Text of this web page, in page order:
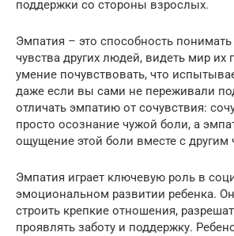
поддержки со стороны взрослых.
Эмпатия – это способность понимать
чувства других людей, видеть мир их
умение почувствовать, что
даже если вы сами не переживали
отличать эмпатию от сочувствия:
просто осознание чужой боли, а
ощущение этой боли вместе с другим
Эмпатия играет ключевую роль в
эмоциональном развитии ребенка.
строить крепкие отношения,
проявлять заботу и поддержку.